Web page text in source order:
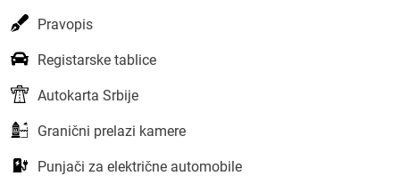
Pravopis
Registarske tablice
Autokarta Srbije
Granični prelazi kamere
Punjači za električne automobile